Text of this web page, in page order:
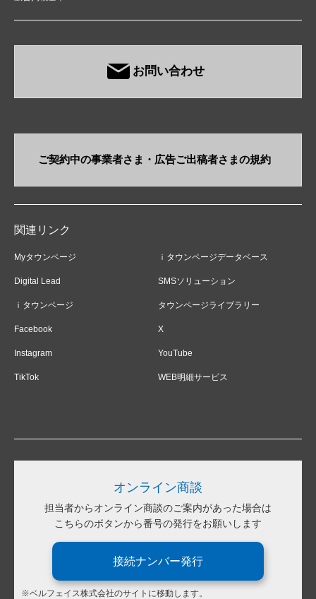
お問い合わせ
ご契約中の事業者さま・​広告ご出稿者さまの規約
関連リンク
Myタウンページ ｉタウンページデータベース
Digital Lead SMSソリューション
ｉタウンページ タウンページライブラリー
Facebook X
Instagram YouTube
TikTok WEB明細サービス
オンライン商談
担当者からオンライン商談のご案内があった場合は
こちらのボタンから番号の発行をお願いします
接続ナンバー発行
※ベルフェイス株式会社のサイトに移動します。